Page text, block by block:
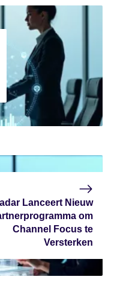
Lanceert Nieuw
om
Channel Focus te
Versterken